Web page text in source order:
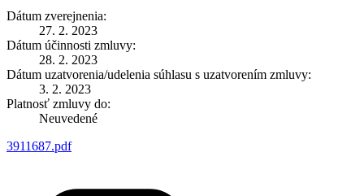
Dátum zverejnenia:
27. 2. 2023
Dátum účinnosti zmluvy:
28. 2. 2023
Dátum uzatvorenia/udelenia súhlasu s uzatvorením zmluvy:
3. 2. 2023
Platnosť zmluvy do:
Neuvedené
3911687.pdf